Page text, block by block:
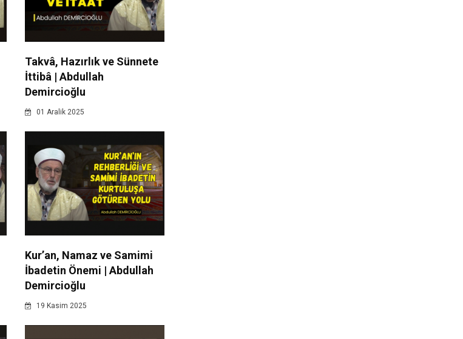
Takvâ, Hazırlık ve Sünnete
İttibâ | Abdullah
Demircioğlu
01 Aralik 2025
Kur’an, Namaz ve Samimi
İbadetin Önemi | Abdullah
Demircioğlu
19 Kasim 2025